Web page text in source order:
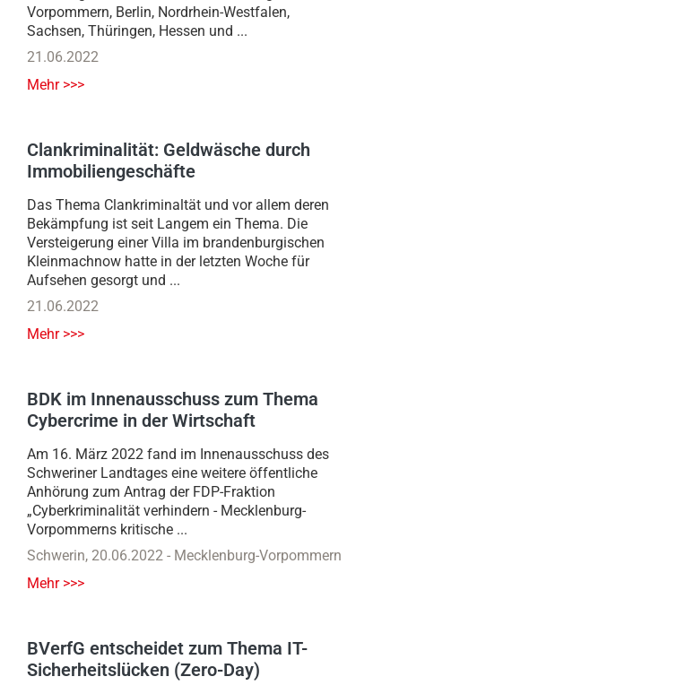
Vorpommern, Berlin, Nordrhein-Westfalen,
Sachsen, Thüringen, Hessen und ...
21.06.2022
Mehr >>>
Clankriminalität: Geldwäsche durch
Immobiliengeschäfte
Das Thema Clankriminaltät und vor allem deren
Bekämpfung ist seit Langem ein Thema. Die
Versteigerung einer Villa im brandenburgischen
Kleinmachnow hatte in der letzten Woche für
Aufsehen gesorgt und ...
21.06.2022
Mehr >>>
BDK im Innenausschuss zum Thema
Cybercrime in der Wirtschaft
Am 16. März 2022 fand im Innenausschuss des
Schweriner Landtages eine weitere öffentliche
Anhörung zum Antrag der FDP-Fraktion
„Cyberkriminalität verhindern - Mecklenburg-
Vorpommerns kritische ...
Schwerin, 20.06.2022 - Mecklenburg-Vorpommern
Mehr >>>
BVerfG entscheidet zum Thema IT-
Sicherheitslücken (Zero-Day)